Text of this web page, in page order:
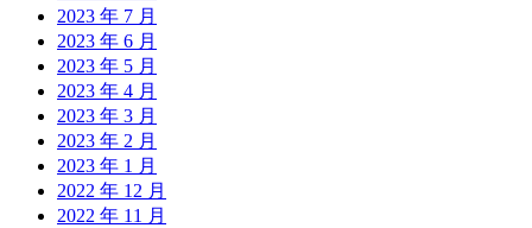
2023 年 7 月
2023 年 6 月
2023 年 5 月
2023 年 4 月
2023 年 3 月
2023 年 2 月
2023 年 1 月
2022 年 12 月
2022 年 11 月